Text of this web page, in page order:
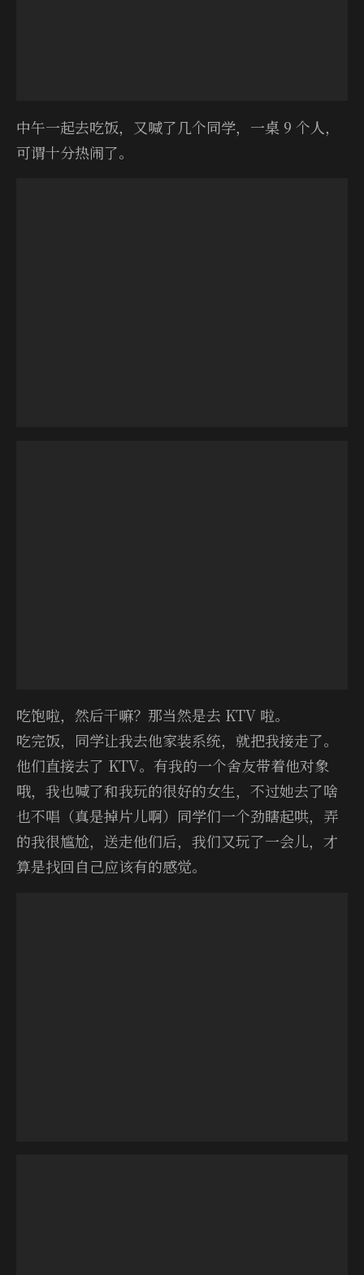
中午一起去吃饭，又喊了几个同学，一桌 9 个人，
可谓十分热闹了。
吃饱啦，然后干嘛？那当然是去 KTV 啦。
吃完饭，同学让我去他家装系统，就把我接走了。
他们直接去了 KTV。有我的一个舍友带着他对象
哦，我也喊了和我玩的很好的女生，不过她去了啥
也不唱（真是掉片儿啊）同学们一个劲瞎起哄，弄
的我很尴尬，送走他们后，我们又玩了一会儿，才
算是找回自己应该有的感觉。